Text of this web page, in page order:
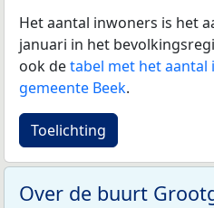
Het aantal inwoners is het
januari in het
ook detabel met het
gemeente Beek.
Toelichting
Over de buurt